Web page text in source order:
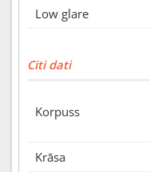
Low glare
Citi dati
Korpuss
Krāsa